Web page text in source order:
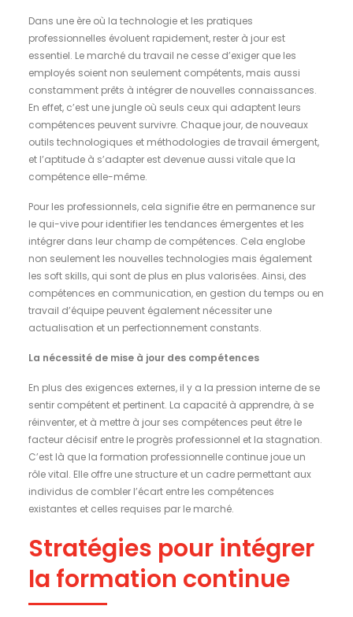
Dans une ère où la technologie et les pratiques
professionnelles évoluent rapidement, rester à jour est
essentiel. Le marché du travail ne cesse d’exiger que les
employés soient non seulement compétents, mais aussi
constamment prêts à intégrer de nouvelles connaissances.
En effet, c’est une jungle où seuls ceux qui adaptent leurs
compétences peuvent survivre. Chaque jour, de nouveaux
outils technologiques et méthodologies de travail émergent,
et l’aptitude à s’adapter est devenue aussi vitale que la
compétence elle-même.
Pour les professionnels, cela signifie être en permanence sur
le qui-vive pour identifier les tendances émergentes et les
intégrer dans leur champ de compétences. Cela englobe
non seulement les nouvelles technologies mais également
les soft skills, qui sont de plus en plus valorisées. Ainsi, des
compétences en communication, en gestion du temps ou en
travail d’équipe peuvent également nécessiter une
actualisation et un perfectionnement constants.
La nécessité de mise à jour des compétences
En plus des exigences externes, il y a la pression interne de se
sentir compétent et pertinent. La capacité à apprendre, à se
réinventer, et à mettre à jour ses compétences peut être le
facteur décisif entre le progrès professionnel et la stagnation.
C’est là que la formation professionnelle continue joue un
rôle vital. Elle offre une structure et un cadre permettant aux
individus de combler l’écart entre les compétences
existantes et celles requises par le marché.
Stratégies pour intégrer
la formation continue